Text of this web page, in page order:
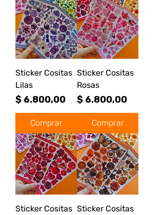
Sticker Cositas
Lilas
Precio
$ 6.800,00
Comprar
Sticker Cositas
Rosas
Precio
$ 6.800,00
Comprar
Sticker Cositas Sticker Cositas